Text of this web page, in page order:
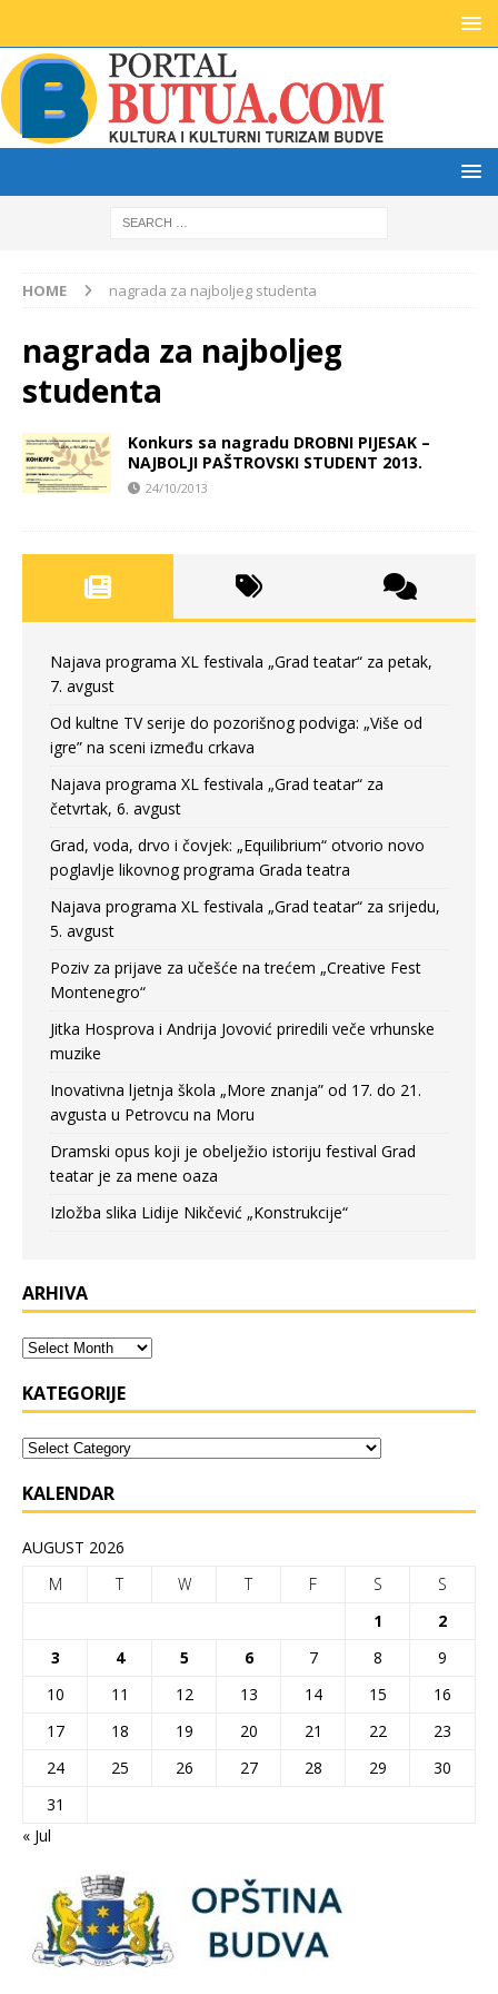
HOME nagrada za najboljeg studenta
nagrada za najboljeg
studenta
Konkurs sa nagradu DROBNI PIJESAK –
NAJBOLJI PAŠTROVSKI STUDENT 2013.
24/10/2013
Najava programa XL festivala „Grad teatar“ za petak,
7. avgust
Od kultne TV serije do pozorišnog podviga: „Više od
igre” na sceni između crkava
Najava programa XL festivala „Grad teatar“ za
četvrtak, 6. avgust
Grad, voda, drvo i čovjek: „Equilibrium“ otvorio novo
poglavlje likovnog programa Grada teatra
Najava programa XL festivala „Grad teatar“ za srijedu,
5. avgust
Poziv za prijave za učešće na trećem „Creative Fest
Montenegro“
Jitka Hosprova i Andrija Jovović priredili veče vrhunske
muzike
Inovativna ljetnja škola „More znanja” od 17. do 21.
avgusta u Petrovcu na Moru
Dramski opus koji je obelježio istoriju festival Grad
teatar je za mene oaza
Izložba slika Lidije Nikčević „Konstrukcije“
ARHIVA
KATEGORIJE
KALENDAR
AUGUST 2026
M
T W T F S
S
1
2
3
4 5 6 7 8
9
10
11 12 13 14 15
16
17
18 19 20 21 22
23
24
25 26 27 28 29
30
31
« Jul